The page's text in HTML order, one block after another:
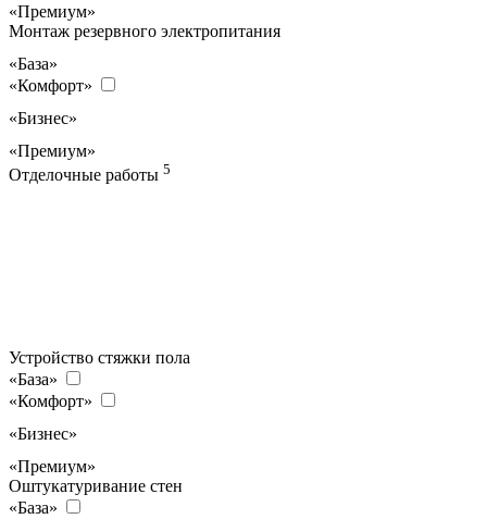
«Премиум»
Монтаж резервного электропитания
«База»
«Комфорт»
«Бизнес»
«Премиум»
Отделочные работы 5
Устройство стяжки пола
«База»
«Комфорт»
«Бизнес»
«Премиум»
Оштукатуривание стен
«База»